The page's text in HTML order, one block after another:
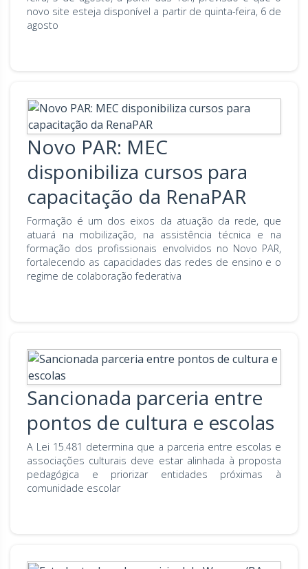
Rio Grande do Sul Sergipe
novo site esteja disponível a partir de quinta-feira, 6 de
agosto
Novo PAR: MEC
disponibiliza cursos para
capacitação da RenaPAR
Formação é um dos eixos da atuação da rede, que
atuará na mobilização, na assistência técnica e na
formação dos profissionais envolvidos no Novo PAR,
fortalecendo as capacidades das redes de ensino e o
regime de colaboração federativa
Sancionada parceria entre
pontos de cultura e escolas
A Lei 15.481 determina que a parceria entre escolas e
associações culturais deve estar alinhada à proposta
pedagógica e priorizar entidades próximas à
comunidade escolar